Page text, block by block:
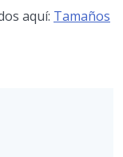
aquí: Tamaños